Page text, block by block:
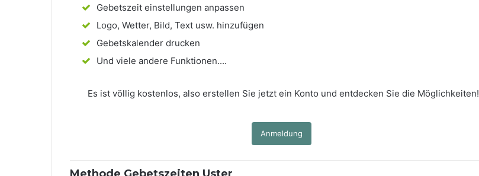
Gebetszeit einstellungen anpassen
Logo, Wetter, Bild, Text usw. hinzufügen
Gebetskalender drucken
Und viele andere Funktionen....
Es ist völlig kostenlos, also erstellen Sie jetzt ein Konto und entdecken Sie die Möglichkeiten!
Anmeldung